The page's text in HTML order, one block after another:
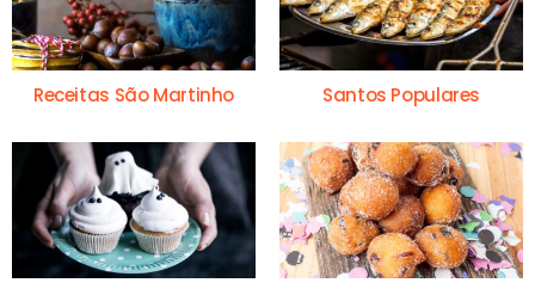
Receitas São Martinho Santos Populares